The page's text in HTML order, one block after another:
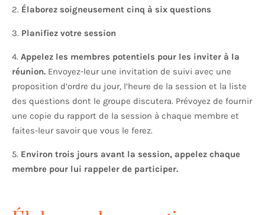
2. Élaborez soigneusement cinq à six questions
3. Planifiez votre session
4. Appelez les membres potentiels pour les inviter à la
réunion. Envoyez-leur une invitation de suivi avec une
proposition d’ordre du jour, l’heure de la session et la liste
des questions dont le groupe discutera. Prévoyez de fournir
une copie du rapport de la session à chaque membre et
faites-leur savoir que vous le ferez.
5. Environ trois jours avant la session, appelez chaque
membre pour lui rappeler de participer.